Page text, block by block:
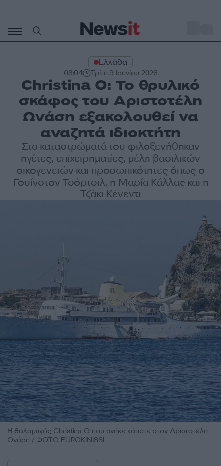
περιεχόμενο
Ελλάδα
08:04 Τρίτη 9 Ιουνίου 2026
Christina O: Το θρυλικό
σκάφος του Αριστοτέλη
Ωνάση εξακολουθεί να
αναζητά ιδιοκτήτη
Στα καταστρώματά του φιλοξενήθηκαν
ηγέτες, επιχειρηματίες, μέλη βασιλικών
οικογενειών και προσωπικότητες όπως ο
Γουίνστον Τσόρτσιλ, η Μαρία Κάλλας και η
Τζάκι Κένεντι
Η θαλαμηγός Christina O που ανήκε κάποτε στον Αριστοτέλη
Ωνάση / ΦΩΤΟ EUROKINISSI